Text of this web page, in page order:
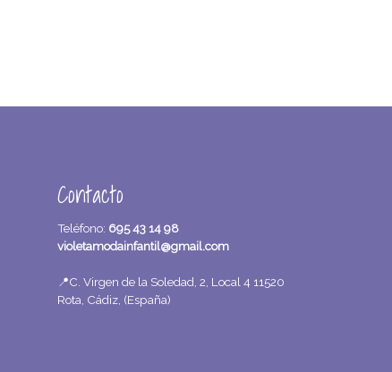
Contacto
Teléfono: 695 43 14 98
violetamodainfantil@gmail.com
📍C. Virgen de la Soledad, 2, Local 4 11520
Rota, Cádiz, (España)